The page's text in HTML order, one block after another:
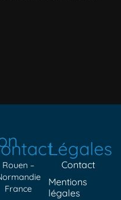
Rouen –
France
Légales
Contact
Mentions
légales